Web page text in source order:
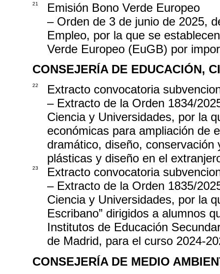
21
Emisión Bono Verde Europeo
– Orden de 3 de junio de 2025,
Empleo, por la que se
Verde Europeo (EuGB) por
CONSEJERÍA DE EDUCACIÓN,
22
Extracto convocatoria
– Extracto de la Orden 1834/
Ciencia y Universidades, por la
económicas para ampliación de
dramático, diseño,
plásticas y diseño en el
23
Extracto convocatoria
– Extracto de la Orden 1835/
Ciencia y Universidades, por la
Escribano” dirigidos a alumnos
Institutos de Educación
de Madrid, para el curso 2024-
CONSEJERÍA DE MEDIO